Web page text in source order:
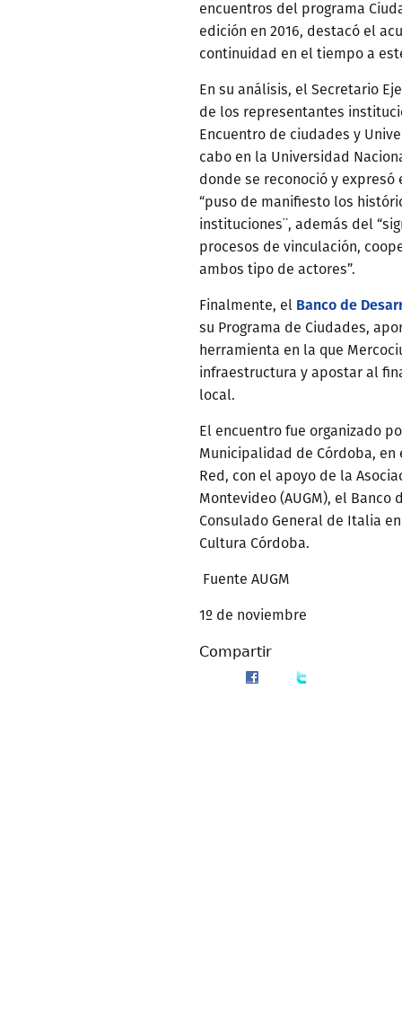
encuentros del programa
edición en 2016, destacó el
continuidad en el tiempo a
En su análisis, el Secretario
de los representantes
Encuentro de ciudades y
cabo en la Universidad
donde se reconoció y
“puso de manifiesto los
instituciones¨, además del
procesos de vinculación,
ambos tipo de actores”.
Finalmente, el Banco de
su Programa de Ciudades,
herramienta en la que
infraestructura y apostar al
local.
El encuentro fue organizado
Municipalidad de Córdoba,
Red, con el apoyo de la
Montevideo (AUGM), el
Consulado General de Italia
Cultura Córdoba.
Fuente AUGM
1º de noviembre
Compartir